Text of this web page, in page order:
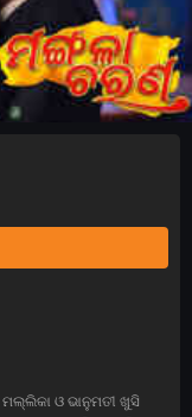
ମଲ୍ଲିକା ଓ ଭାନୁମତୀ ଖୁସି